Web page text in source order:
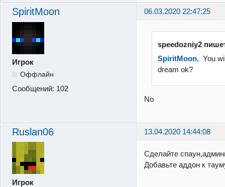
SpiritMoon 06.03.2020 22:47:25
Игрок
Оффлайн
Сообщений: 102
speedozniy2
SpiritMoon, You
dream ok?
No
Ruslan06 13.04.2020 14:44:08
Игрок
Сделайте
Добавьте аддон к